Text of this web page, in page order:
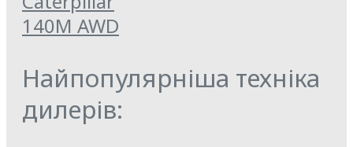
140M AWD
Найпопулярніша техніка
дилерів: